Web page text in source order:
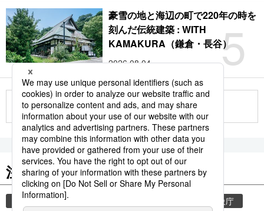
5
豪雪の地と海辺の町で220年の時を
刻んだ伝統建築 : WITH
KAMAKURA（鎌倉・長谷）
2026.08.04
もっと見る
注目のキーワード
共同通信ニュース 気象庁